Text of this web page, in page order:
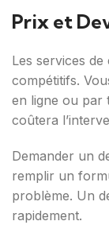
Prix et
Les services
compétitifs.
en ligne ou par
coûtera
Demander un
remplir un
problème. Un
rapidement.